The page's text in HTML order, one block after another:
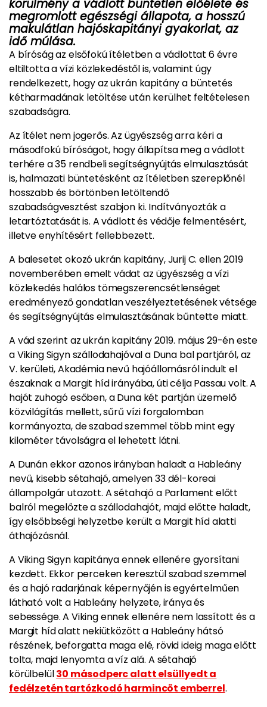
körülmény a vádlott büntetlen előélete és
megromlott egészségi állapota, a hosszú
makulátlan hajóskapitányi gyakorlat, az
idő múlása.
A bíróság az elsőfokú ítéletben a vádlottat 6 évre
eltiltotta a vízi közlekedéstől is, valamint úgy
rendelkezett, hogy az ukrán kapitány a büntetés
kétharmadának letöltése után kerülhet feltételesen
szabadságra.
Az ítélet nem jogerős. Az ügyészség arra kéri a
másodfokú bíróságot, hogy állapítsa meg a vádlott
terhére a 35 rendbeli segítségnyújtás elmulasztását
is, halmazati büntetésként az ítéletben szereplőnél
hosszabb és börtönben letöltendő
szabadságvesztést szabjon ki. Indítványozták a
letartóztatását is. A vádlott és védője felmentésért,
illetve enyhítésért fellebbezett.
A balesetet okozó ukrán kapitány, Jurij C. ellen 2019
novemberében emelt vádat az ügyészség a vízi
közlekedés halálos tömegszerencsétlenséget
eredményező gondatlan veszélyeztetésének vétsége
és segítségnyújtás elmulasztásának bűntette miatt.
A vád szerint az ukrán kapitány 2019. május 29-én este
a Viking Sigyn szállodahajóval a Duna bal partjáról, az
V. kerületi, Akadémia nevű hajóállomásról indult el
északnak a Margit híd irányába, úti célja Passau volt. A
hajót zuhogó esőben, a Duna két partján üzemelő
közvilágítás mellett, sűrű vízi forgalomban
kormányozta, de szabad szemmel több mint egy
kilométer távolságra el lehetett látni.
A Dunán ekkor azonos irányban haladt a Hableány
nevű, kisebb sétahajó, amelyen 33 dél-koreai
állampolgár utazott. A sétahajó a Parlament előtt
balról megelőzte a szállodahajót, majd előtte haladt,
így elsőbbségi helyzetbe került a Margit híd alatti
áthajózásnál.
A Viking Sigyn kapitánya ennek ellenére gyorsítani
kezdett. Ekkor perceken keresztül szabad szemmel
és a hajó radarjának képernyőjén is egyértelműen
látható volt a Hableány helyzete, iránya és
sebessége. A Viking ennek ellenére nem lassított és a
Margit híd alatt nekiütközött a Hableány hátsó
részének, beforgatta maga elé, rövid ideig maga előtt
tolta, majd lenyomta a víz alá. A sétahajó
körülbelül30 másodperc alatt elsüllyedt a
fedélzetén tartózkodó harmincöt emberrel.